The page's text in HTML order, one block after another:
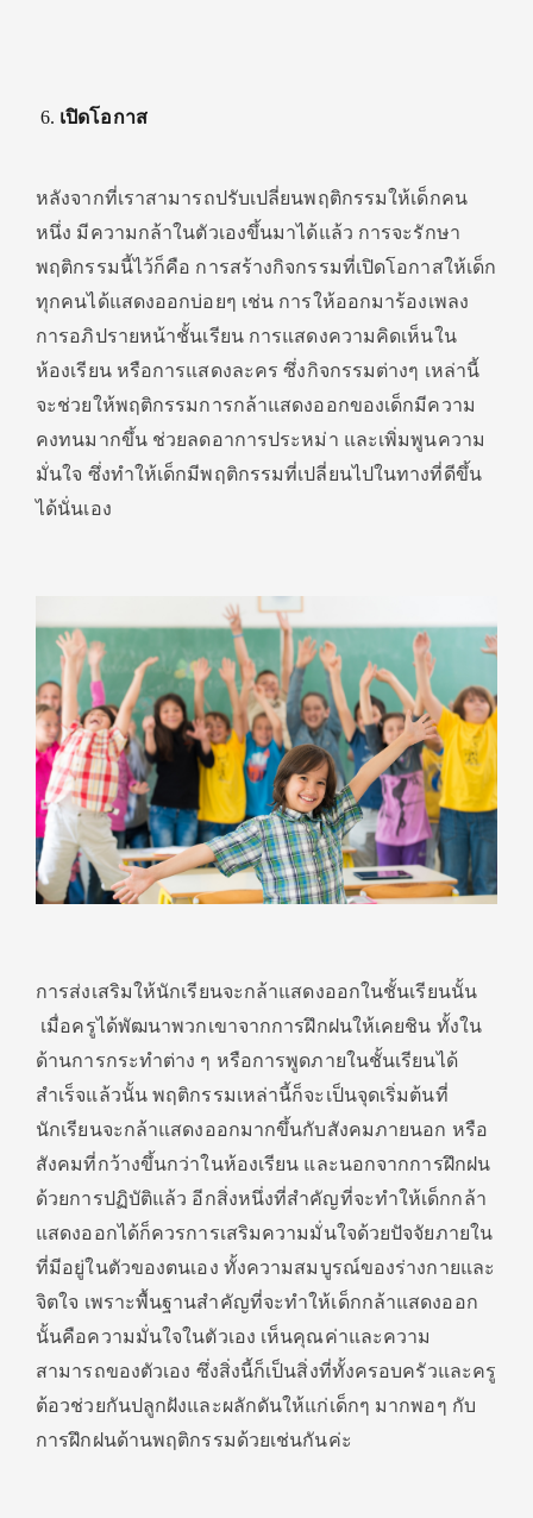
เปิดโอกาส
หลังจากที่เราสามารถปรับเปลี่ยนพฤติกรรมให้เด็กคน
หนึ่ง มีความกล้าในตัวเองขึ้นมาได้แล้ว การจะรักษา
พฤติกรรมนี้ไว้ก็คือ การสร้างกิจกรรมที่เปิดโอกาสให้เด็ก
ทุกคนได้แสดงออกบ่อยๆ เช่น การให้ออกมาร้องเพลง
การอภิปรายหน้าชั้นเรียน การแสดงความคิดเห็นใน
ห้องเรียน หรือการแสดงละคร ซึ่งกิจกรรมต่างๆ เหล่านี้
จะช่วยให้พฤติกรรมการกล้าแสดงออกของเด็กมีความ
คงทนมากขึ้น ช่วยลดอาการประหม่า และเพิ่มพูนความ
มั่นใจ ซึ่งทำให้เด็กมีพฤติกรรมที่เปลี่ยนไปในทางที่ดีขึ้น
ได้นั่นเอง
การส่งเสริมให้นักเรียนจะกล้าแสดงออกในชั้นเรียนนั้น
เมื่อครูได้พัฒนาพวกเขาจากการฝึกฝนให้เคยชิน ทั้งใน
ด้านการกระทำต่าง ๆ หรือการพูดภายในชั้นเรียนได้
สำเร็จแล้วนั้น พฤติกรรมเหล่านี้ก็จะเป็นจุดเริ่มต้นที่
นักเรียนจะกล้าแสดงออกมากขึ้นกับสังคมภายนอก หรือ
สังคมที่กว้างขึ้นกว่าในห้องเรียน และนอกจากการฝึกฝน
ด้วยการปฏิบัติแล้ว อีกสิ่งหนึ่งที่สำคัญที่จะทำให้เด็กกล้า
แสดงออกได้ก็ควรการเสริมความมั่นใจด้วยปัจจัยภายใน
ที่มีอยู่ในตัวของตนเอง ทั้งความสมบูรณ์ของร่างกายและ
จิตใจ เพราะพื้นฐานสำคัญที่จะทำให้เด็กกล้าแสดงออก
นั้นคือความมั่นใจในตัวเอง เห็นคุณค่าและความ
สามารถของตัวเอง ซึ่งสิ่งนี้ก็เป็นสิ่งที่ทั้งครอบครัวและครู
ต้อวช่วยกันปลูกฝังและผลักดันให้แก่เด็กๆ มากพอๆ กับ
การฝึกฝนด้านพฤติกรรมด้วยเช่นกันค่ะ